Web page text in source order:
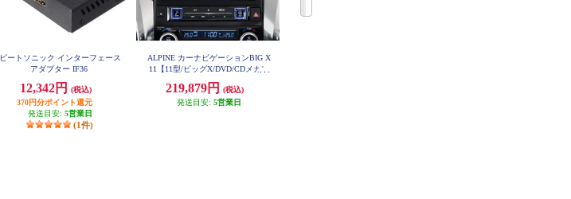
ビートソニック インターフェース
アダプター IF36
12,342円
(税込)
370円分ポイント還元
発送目安: 5営業日
(1件)
ALPINE カーナビゲーションBIG X
11【11型/ビッグX/DVD/CDメカレ
（30系）専用】 EX11NX2S-AV-30
219,879円
(税込)
発送目安: 5営業日